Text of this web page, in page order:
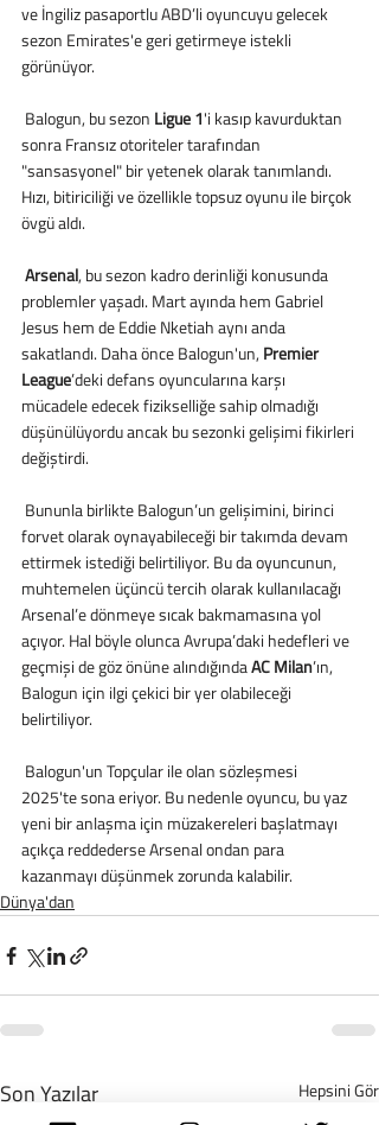
ve İngiliz pasaportlu ABD’li oyuncuyu gelecek
sezon Emirates'e geri getirmeye istekli
görünüyor.
Balogun, bu sezon Ligue 1'i kasıp kavurduktan
sonra Fransız otoriteler tarafından
"sansasyonel" bir yetenek olarak tanımlandı.
Hızı, bitiriciliği ve özellikle topsuz oyunu ile birçok
övgü aldı.
Arsenal, bu sezon kadro derinliği konusunda
problemler yaşadı. Mart ayında hem Gabriel
Jesus hem de Eddie Nketiah aynı anda
sakatlandı. Daha önce Balogun'un, Premier
League’deki defans oyuncularına karşı
mücadele edecek fizikselliğe sahip olmadığı
düşünülüyordu ancak bu sezonki gelişimi fikirleri
değiştirdi.
forvet olarak oynayabileceği bir takımda devam
ettirmek istediği belirtiliyor. Bu da oyuncunun,
muhtemelen üçüncü tercih olarak kullanılacağı
Arsenal’e dönmeye sıcak bakmamasına yol
açıyor. Hal böyle olunca Avrupa’daki hedefleri ve
geçmişi de göz önüne alındığında AC Milan’ın,
Balogun için ilgi çekici bir yer olabileceği
belirtiliyor.
2025'te sona eriyor. Bu nedenle oyuncu, bu yaz
yeni bir anlaşma için müzakereleri başlatmayı
açıkça reddederse Arsenal ondan para
kazanmayı düşünmek zorunda kalabilir.
Dünya'dan
Son Yazılar Hepsini Gör